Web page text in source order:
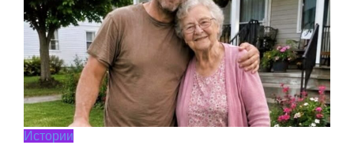
Истории